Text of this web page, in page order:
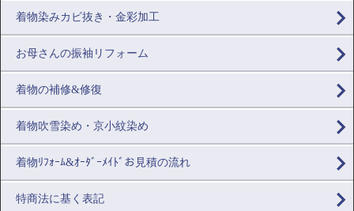
着物染みカビ抜き・金彩加工
お母さんの振袖リフォーム
着物の補修&修復
着物吹雪染め・京小紋染め
着物ﾘﾌｫｰﾑ&ｵｰﾀﾞｰﾒｲﾄﾞお見積の流れ
特商法に基く表記